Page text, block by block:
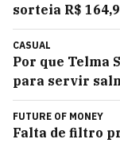
sorteia R$
CASUAL
Por que Telma
para servir
FUTURE OF MONEY
Falta de filtro